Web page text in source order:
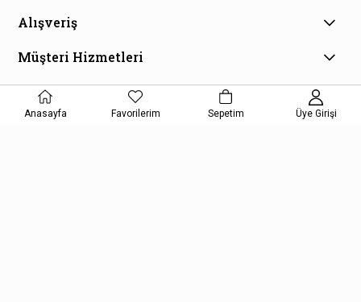
Alışveriş
Müşteri Hizmetleri
E-Bülten Aboneliği
Kampanya ve fırsatlardan haberdar olmak için e-bültenimize
Anasayfa Favorilerim Sepetim Üye Girişi